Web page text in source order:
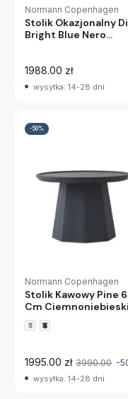
Normann Copenhagen
Stolik Okazjonalny
Bright Blue Nero
1988.00 zł
wysyłka: 14-28 dni
-50%
Normann Copenhagen
Stolik Kawowy Pine
Cm Ciemnoniebieski
Normann
1995.00 zł 3990.00 -
wysyłka: 14-28 dni